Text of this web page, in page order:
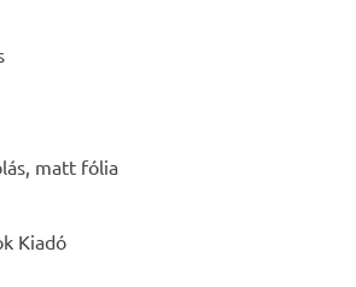
matt fólia
Kiadó